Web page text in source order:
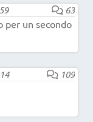
63
per un secondo
109